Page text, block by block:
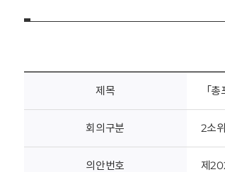
위
회
제목 「
회의구분 2소
의안번호 제